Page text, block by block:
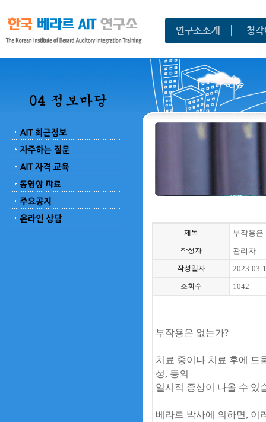
제목 부작용은
작성자 관리자
작성일자 2023-03-
조회수 1042
부작용은 없는가?
치료 중이나 치료 후에 드
성, 등의
일시적 증상이 나올 수 있
베라르 박사에 의하면 , 이